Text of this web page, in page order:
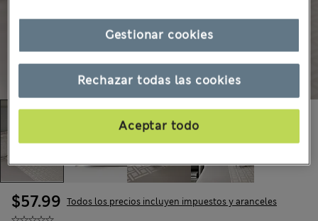
$57.99 Todos los precios incluyen impuestos y aranceles
Rechazar todas las cookies
Aceptar todo
Gestionar cookies